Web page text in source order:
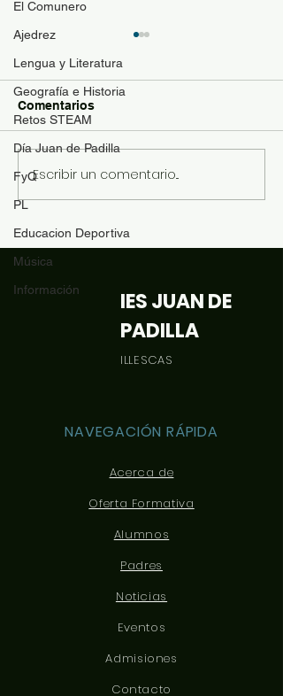
El Comunero
Ajedrez
Lengua y Literatura
Geografía e Historia
Retos STEAM
Día Juan de Padilla
FyQ
PL
Educacion Deportiva
Música
Información
Revista "El Comunero"
nº31-2026
Comentarios
Escribir un comentario...
IES JUAN DE
PADILLA
ILLESCAS
NAVEGACIÓN RÁPIDA
Acerca de
Oferta Formativa
Alumnos
Padres
Noticias
Eventos
Admisiones
Contacto